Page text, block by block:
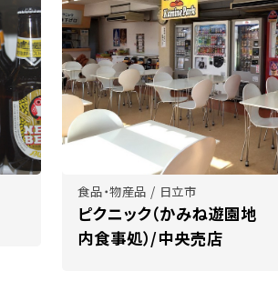
食品・物産品 / 日立市
ピクニック（かみね遊園地
内食事処）/中央売店